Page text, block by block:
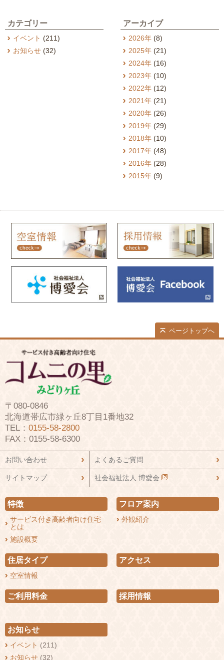
カテゴリー
イベント (211)
お知らせ (32)
アーカイブ
2026年 (8)
2025年 (21)
2024年 (16)
2023年 (10)
2022年 (12)
2021年 (21)
2020年 (26)
2019年 (29)
2018年 (10)
2017年 (48)
2016年 (28)
2015年 (9)
ページトップへ
〒080-0846
北海道帯広市緑ヶ丘8丁目1番地32
TEL： 0155-58-2800
FAX：0155-58-6300
お問い合わせ よくあるご質問
サイトマップ 社会福祉法人 博愛会
特徴
サービス付き高齢者向け住宅
とは
施設概要
フロア案内
外観紹介
住居タイプ
空室情報
アクセス
ご利用料金 採用情報
お知らせ
イベント (211)
お知らせ (32)